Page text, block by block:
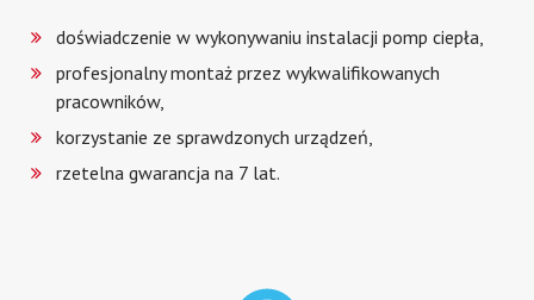
doświadczenie w wykonywaniu instalacji pomp ciepła,
profesjonalny montaż przez wykwalifikowanych
pracowników,
korzystanie ze sprawdzonych urządzeń,
rzetelna gwarancja na 7 lat.